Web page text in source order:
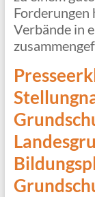
Forderungen
Verbände in